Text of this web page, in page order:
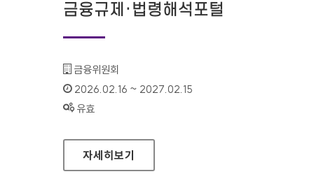
금융규제·법령해석포털
기관명 :
금융위원회
인증기간 :
2026.02.16 ~ 2027.02.15
상태 :
유효
금융규제·법령해석포털
자세히보기